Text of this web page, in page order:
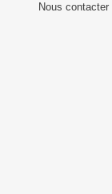
Nous contacter